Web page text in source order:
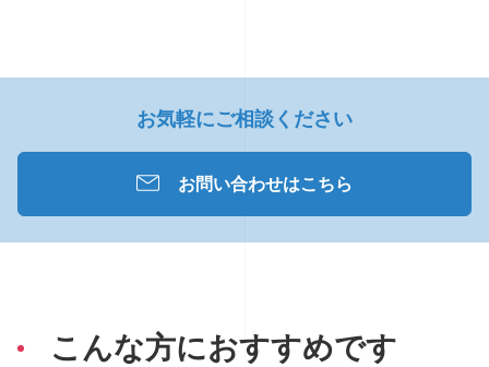
お気軽にご相談ください
お問い合わせはこちら
こんな方におすすめです